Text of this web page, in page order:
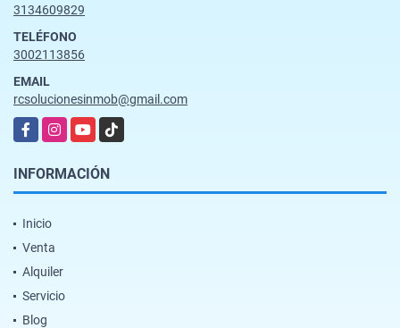
3134609829
TELÉFONO
3002113856
EMAIL
rcsolucionesinmob@gmail.com
FacebookInstagramYouTubeTikTok
INFORMACIÓN
Inicio
Venta
Alquiler
Servicio
Blog